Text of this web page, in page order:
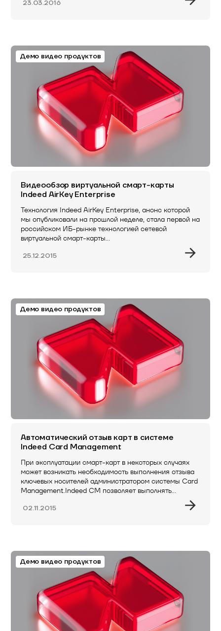
23.03.2016
Демо видео продуктов
Видеообзор виртуальной смарт-карты
Indeed AirKey Enterprise
Технология Indeed AirKey Enterprise, анонс которой
мы опубликовали на прошлой неделе, стала первой на
российском ИБ-рынке технологией сетевой
виртуальной смарт-карты…
25.12.2015
Демо видео продуктов
Автоматический отзыв карт в системе
Indeed Card Management
При эксплуатации смарт-карт в некоторых случаях
может возникать необходимость выполнения отзыва
ключевых носителей администратором системы Card
Management.Indeed CM позволяет выполнять…
02.11.2015
Демо видео продуктов